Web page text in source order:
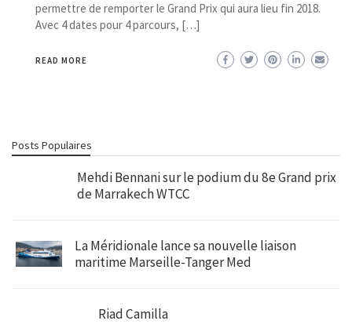
permettre de remporter le Grand Prix qui aura lieu fin 2018.
Avec 4 dates pour 4 parcours, […]
READ MORE
Posts Populaires
Mehdi Bennani sur le podium du 8e Grand prix
de Marrakech WTCC
La Méridionale lance sa nouvelle liaison
maritime Marseille-Tanger Med
Riad Camilla